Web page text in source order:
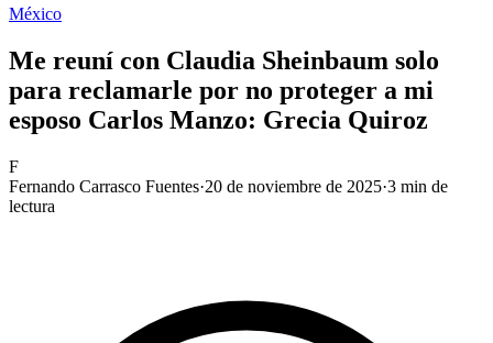
México
Me reuní con Claudia Sheinbaum solo
para reclamarle por no proteger a mi
esposo Carlos Manzo: Grecia Quiroz
F
Fernando Carrasco Fuentes·20 de noviembre de 2025·3 min de
lectura